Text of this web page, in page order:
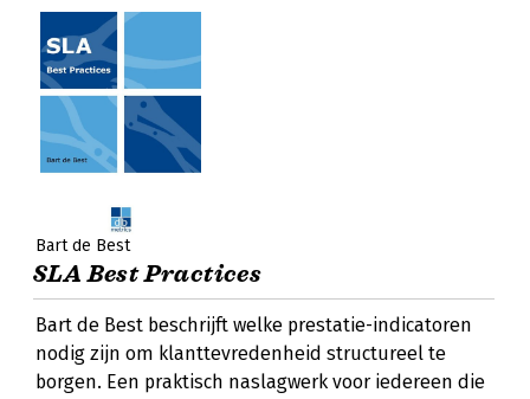
Bart de Best
SLA Best Practices
Bart de Best beschrijft welke prestatie-indicatoren
nodig zijn om klanttevredenheid structureel te
borgen. Een praktisch naslagwerk voor iedereen die